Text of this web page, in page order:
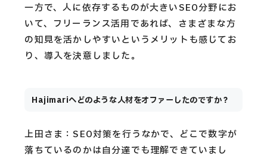
一方で、人に依存するものが大きいSEO分野にお
いて、フリーランス活用であれば、さまざまな方
の知見を活かしやすいというメリットも感じてお
り、導入を決意しました。
Hajimariへどのような人材をオファーしたのですか？
上田さま：SEO対策を行うなかで、どこで数字が
落ちているのかは自分達でも理解できていまし